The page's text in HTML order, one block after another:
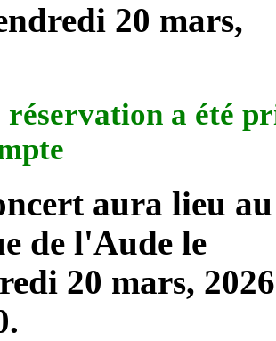
20 mars,
réservation a été
aura lieu au
de l'Aude le
20 mars,